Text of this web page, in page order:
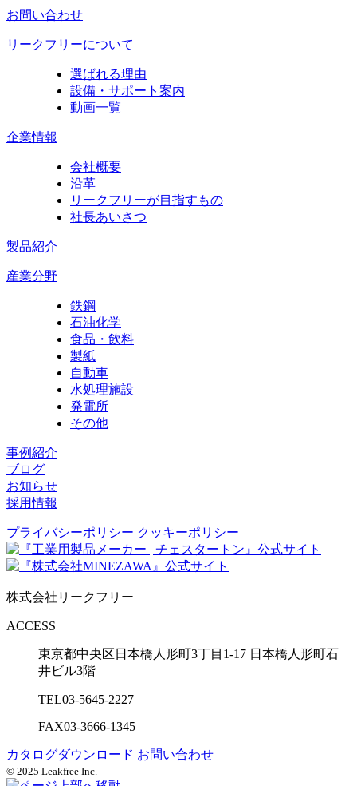
お問い合わせ
リークフリーについて
選ばれる理由
設備・サポート案内
動画一覧
企業情報
会社概要
沿革
リークフリーが目指すもの
社長あいさつ
製品紹介
産業分野
鉄鋼
石油化学
食品・飲料
製紙
自動車
水処理施設
発電所
その他
事例紹介
ブログ
お知らせ
採用情報
プライバシーポリシー クッキーポリシー
株式会社リークフリー
ACCESS
東京都中央区日本橋人形町3丁目1-17 日本橋人形町石
井ビル3階
TEL03-5645-2227
FAX03-3666-1345
カタログダウンロード お問い合わせ
© 2025 Leakfree Inc.